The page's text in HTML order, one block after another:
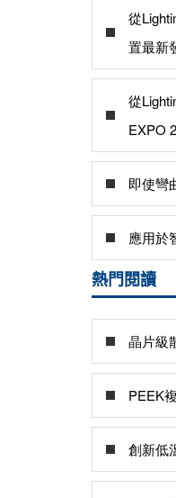
從
置最新
從
EXPO
即使彎
應用於
熱門閱讀
晶片級
PEEK
創新低